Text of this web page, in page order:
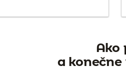
Ako
a